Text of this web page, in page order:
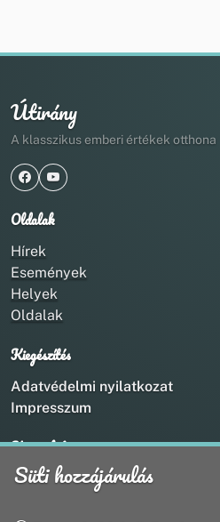
Útirány
A klasszikus emberi értékek otthona
Oldalak
Hírek
Események
Helyek
Oldalak
Kiegészítés
Adatvédelmi nyilatkozat
Impresszum
Kapcsolat
+36 20 211 1888
Süti hozzájárulás